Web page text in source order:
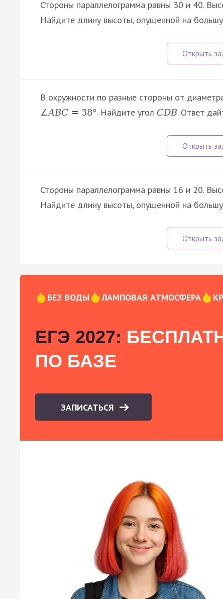
Стороны параллелограмма равны 30 и 40.
Найдите длину высоты, опущенной на
В окружности по разные стороны от
∠ABC = 38°. Найдите угол CDB. Ответ
Стороны параллелограмма равны 16 и 20.
Найдите длину высоты, опущенной на
БЕЗ ВОДЫ ЛАМПОВАЯ АТМОСФЕРА
ЕГЭ 2027:
ПО БАЗЕ
ЗАПИСАТЬСЯ